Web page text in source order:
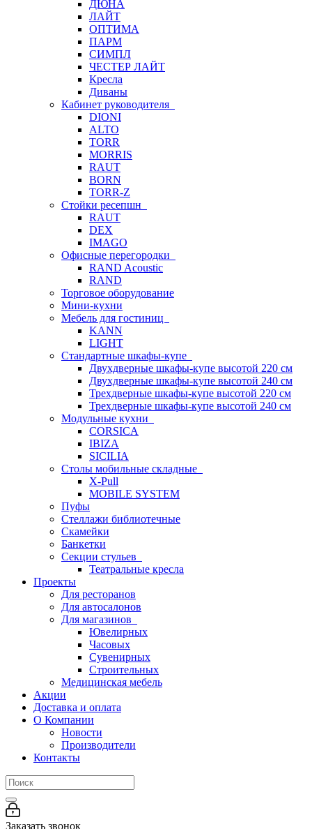
ДЮНА
ЛАЙТ
ОПТИМА
ПАРМ
СИМПЛ
ЧЕСТЕР ЛАЙТ
Кресла
Диваны
Кабинет руководителя
DIONI
ALTO
TORR
MORRIS
RAUT
BORN
TORR-Z
Стойки ресепшн
RAUT
DEX
IMAGO
Офисные перегородки
RAND Acoustic
RAND
Торговое оборудование
Мини-кухни
Мебель для гостиниц
KANN
LIGHT
Стандартные шкафы-купе
Двухдверные шкафы-купе высотой 220 см
Двухдверные шкафы-купе высотой 240 см
Трехдверные шкафы-купе высотой 220 см
Трехдверные шкафы-купе высотой 240 см
Модульные кухни
CORSICA
IBIZA
SICILIA
Столы мобильные складные
X-Pull
MOBILE SYSTEM
Пуфы
Стеллажи библиотечные
Скамейки
Банкетки
Секции стульев
Театральные кресла
Проекты
Для ресторанов
Для автосалонов
Для магазинов
Ювелирных
Часовых
Сувенирных
Строительных
Медицинская мебель
Акции
Доставка и оплата
О Компании
Новости
Производители
Контакты
Заказать звонок